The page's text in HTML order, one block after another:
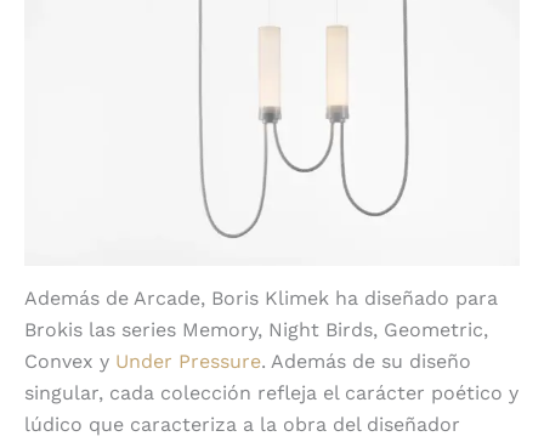
Además de Arcade, Boris Klimek ha diseñado para
Brokis las series Memory, Night Birds, Geometric,
Convex y Under Pressure. Además de su diseño
singular, cada colección refleja el carácter poético y
lúdico que caracteriza a la obra del diseñador